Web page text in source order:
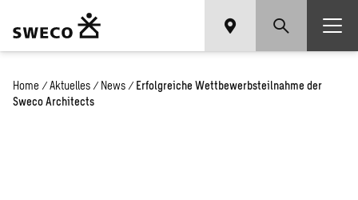
Home / Aktuelles / News / Erfolgreiche Wettbewerbsteilnahme der
Sweco Architects